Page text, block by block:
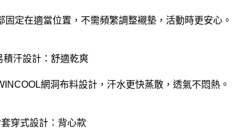
固定在適當位置，不需頻繁調整襯墊，活動時更安心。
積汗設計：舒適乾爽
網洞布料設計，汗水更快蒸散，透氣不悶熱。
穿式設計：背心款